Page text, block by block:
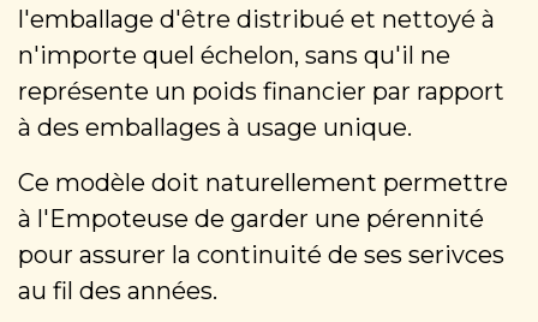
l'emballage d'être distribué et nettoyé à
n'importe quel échelon, sans qu'il ne
représente un poids financier par rapport
à des emballages à usage unique.
Ce modèle doit naturellement permettre
à l'Empoteuse de garder une pérennité
pour assurer la continuité de ses serivces
au fil des années.